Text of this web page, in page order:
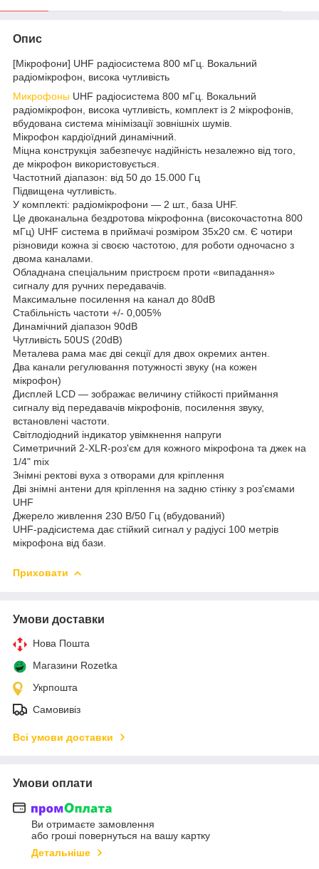
Опис
[Мікрофони] UHF радіосистема 800 мГц. Вокальний
радіомікрофон, висока чутливість
Микрофоны UHF радіосистема 800 мГц. Вокальний
радіомікрофон, висока чутливість, комплект із 2 мікрофонів,
вбудована система мінімізації зовнішніх шумів.
Мікрофон кардіоїдний динамічний.
Міцна конструкція забезпечує надійність незалежно від того,
де мікрофон використовується.
Частотний діапазон: від 50 до 15.000 Гц
Підвищена чутливість.
У комплекті: радіомікрофони — 2 шт., база UHF.
Це двоканальна бездротова мікрофонна (високочастотна 800
мГц) UHF система в приймачі розміром 35х20 см. Є чотири
різновиди кожна зі своєю частотою, для роботи одночасно з
двома каналами.
Обладнана спеціальним пристроєм проти «випадання»
сигналу для ручних передавачів.
Максимальне посилення на канал до 80dB
Стабільність частоти +/- 0,005%
Динамічний діапазон 90dB
Чутливість 50US (20dB)
Металева рама має дві секції для двох окремих антен.
Два канали регулювання потужності звуку (на кожен
мікрофон)
Дисплей LCD — зображає величину стійкості приймання
сигналу від передавачів мікрофонів, посилення звуку,
встановлені частоти.
Світлодіодний індикатор увімкнення напруги
Симетричний 2-XLR-роз'єм для кожного мікрофона та джек на
1/4" mix
Знімні ректові вуха з отворами для кріплення
Дві знімні антени для кріплення на задню стінку з роз'ємами
UHF
Джерело живлення 230 В/50 Гц (вбудований)
UHF-радісистема дає стійкий сигнал у радіусі 100 метрів
мікрофона від бази.
Приховати
Умови доставки
Нова Пошта
Магазини Rozetka
Укрпошта
Самовивіз
Всі умови доставки
Умови оплати
Ви отримаєте замовлення
або гроші повернуться на вашу картку
Детальніше